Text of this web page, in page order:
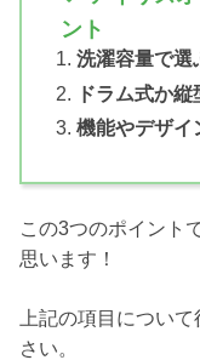
ント
洗濯容量で選
ドラム式か
機能やデザイ
この3つのポイント
思います！
上記の項目につい
さい。